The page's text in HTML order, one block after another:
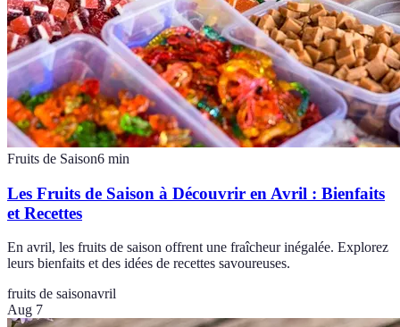
Fruits de Saison6 min
Les Fruits de Saison à Découvrir en Avril : Bienfaits
et Recettes
En avril, les fruits de saison offrent une fraîcheur inégalée. Explorez
leurs bienfaits et des idées de recettes savoureuses.
fruits de saisonavril
Aug 7